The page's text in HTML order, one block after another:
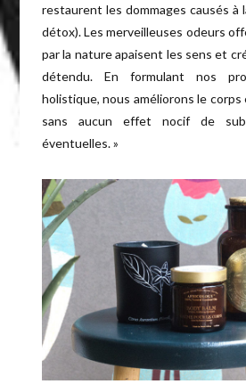
restaurent les dommages causés à
détox). Les merveilleuses odeurs
par la nature apaisent les sens et
détendu. En formulant nos
holistique, nous améliorons le corps
sans aucun effet nocif de
éventuelles. »